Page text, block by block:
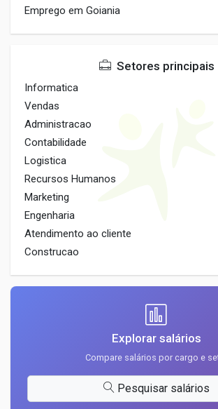
Emprego em Goiania
Setores principais
Informatica
Vendas
Administracao
Contabilidade
Logistica
Recursos Humanos
Marketing
Engenharia
Atendimento ao cliente
Construcao
Explorar salários
Compare salários por cargo e
Pesquisar salários